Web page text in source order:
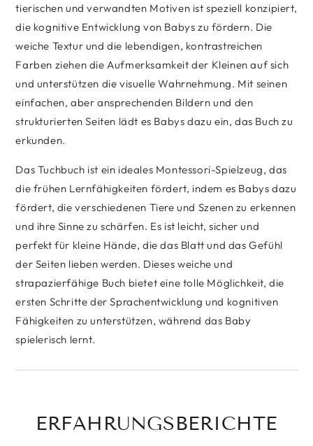
tierischen und verwandten Motiven ist speziell konzipiert,
die kognitive Entwicklung von Babys zu fördern. Die
weiche Textur und die lebendigen, kontrastreichen
Farben ziehen die Aufmerksamkeit der Kleinen auf sich
und unterstützen die visuelle Wahrnehmung. Mit seinen
einfachen, aber ansprechenden Bildern und den
strukturierten Seiten lädt es Babys dazu ein, das Buch zu
erkunden.
Das Tuchbuch ist ein ideales Montessori-Spielzeug, das
die frühen Lernfähigkeiten fördert, indem es Babys dazu
fördert, die verschiedenen Tiere und Szenen zu erkennen
und ihre Sinne zu schärfen. Es ist leicht, sicher und
perfekt für kleine Hände, die das Blatt und das Gefühl
der Seiten lieben werden. Dieses weiche und
strapazierfähige Buch bietet eine tolle Möglichkeit, die
ersten Schritte der Sprachentwicklung und kognitiven
Fähigkeiten zu unterstützen, während das Baby
spielerisch lernt.
ERFAHRUNGSBERICHTE